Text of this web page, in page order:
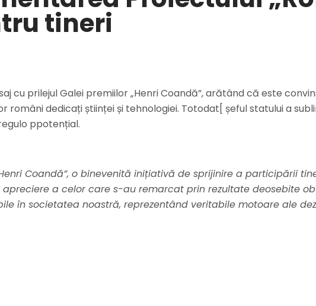
tineri
cu prilejul Galei premiilor „Henri Coandă”, arătând că este
dedicați științei și tehnologiei. Totodat[ șeful statului a
ppotențial.
Coandă”, o binevenită inițiativă de sprijinire a participării
a celor care s-au remarcat prin rezultate deosebite
în societatea noastră, reprezentând veritabile motoare ale